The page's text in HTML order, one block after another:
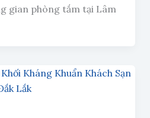
gian phòng tắm tại Lâm